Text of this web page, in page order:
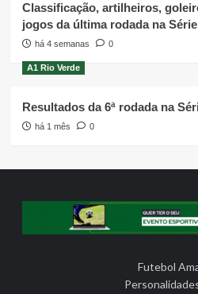
Classificação, artilheiros,
jogos da última rodada na
há 4 semanas 0
A1 Rio Verde
Resultados da 6ª rodada na
há 1 mês 0
Futebol